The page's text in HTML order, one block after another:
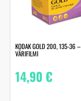
KODAK GOLD 200, 135-36 –
VÄRIFILMI
14,90€